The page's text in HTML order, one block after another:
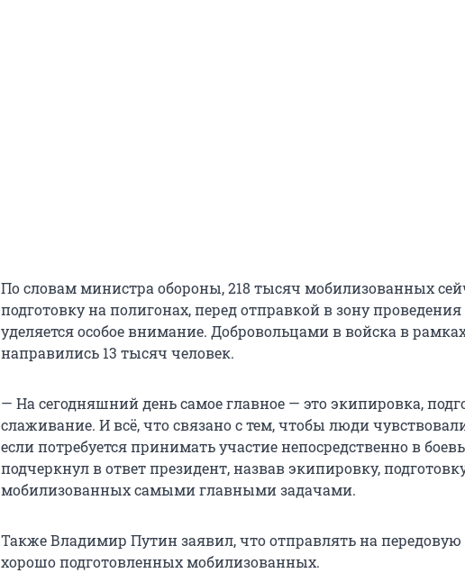
По словам министра обороны, 218 тысяч мобилизованных
подготовку на полигонах, перед отправкой в зону
уделяется особое внимание. Добровольцами в войска в
направились 13 тысяч человек.
— На сегодняшний день самое главное — это экипировка,
слаживание. И всё, что связано с тем, чтобы люди
если потребуется принимать участие непосредственно в
подчеркнул в ответ президент, назвав экипировку,
мобилизованных самыми главными задачами.
Также Владимир Путин заявил, что отправлять на
хорошо подготовленных мобилизованных.